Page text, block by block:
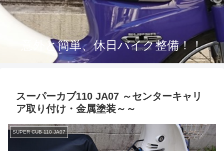
意外と簡単、休日バイク整備！！
スーパーカブ110 JA07 ～センターキャリ
ア取り付け・金属塗装～～
SUPER CUB 110 JA07